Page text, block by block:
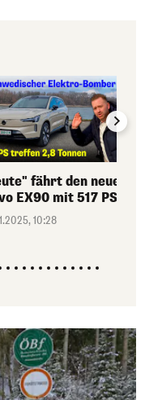
fährt den neuen
EX90 mit 517 PS
10:28